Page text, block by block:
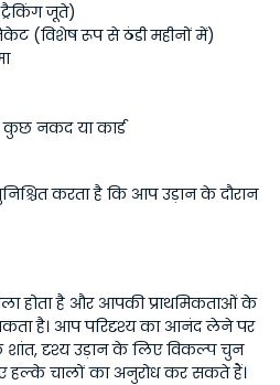
जूते)
(विशेष रूप से ठंडी महीनों में)
नकद या कार्ड
करता है कि आप उड़ान के दौरान
होता है और आपकी प्राथमिकताओं के
है। आप परिदृश्य का आनंद लेने पर
दृश्य उड़ान के लिए विकल्प चुन
हल्के चालों का अनुरोध कर सकते हैं।